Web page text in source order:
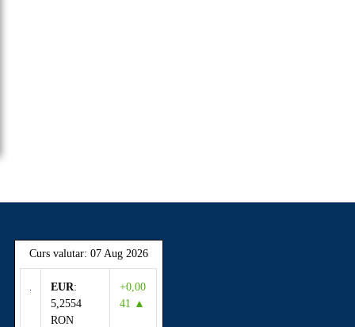
Curs valutar: 07 Aug 2026
EUR:
5,2554
RON
+0,00
41 ▲